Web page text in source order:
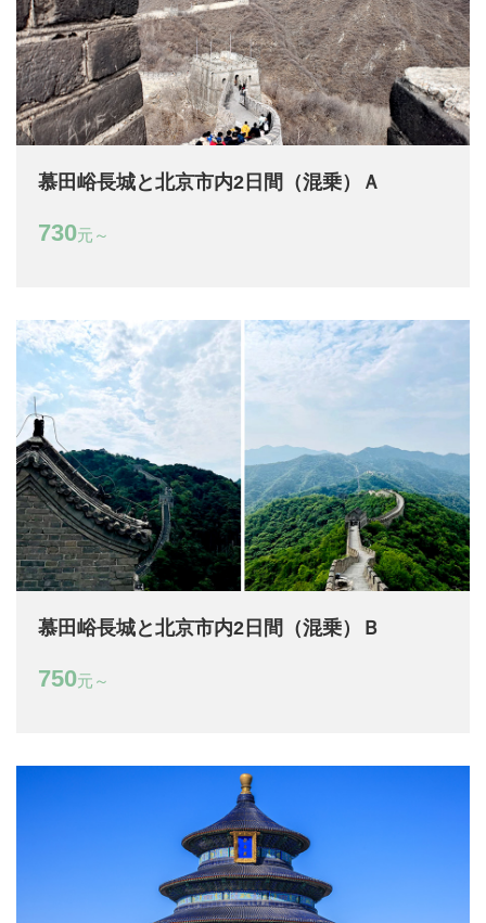
慕田峪長城と北京市内2日間（混乗）Ａ
730元～
慕田峪長城と北京市内2日間（混乗）Ｂ
750元～